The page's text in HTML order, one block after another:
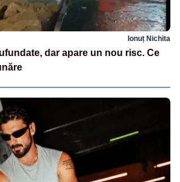
Ionuț Nichita
dar apare un nou risc. Ce